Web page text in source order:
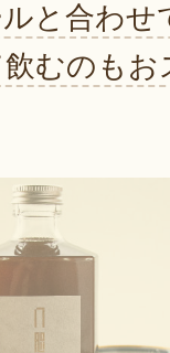
と合わせ
むのもお